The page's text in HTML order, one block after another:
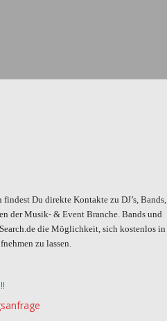
findest Du direkte Kontakte zu DJ’s, Bands,
der Musik- & Event Branche. Bands und
die Möglichkeit, sich kostenlos in
zu lassen.